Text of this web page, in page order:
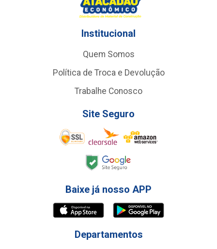
Institucional
Quem Somos
Política de Troca e Devolução
Trabalhe Conosco
Site Seguro
Baixe já nosso APP
Departamentos